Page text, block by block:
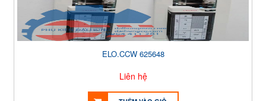
ELO.CCW 625648
Liên hệ